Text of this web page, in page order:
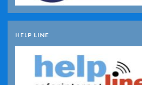
HELP LINE